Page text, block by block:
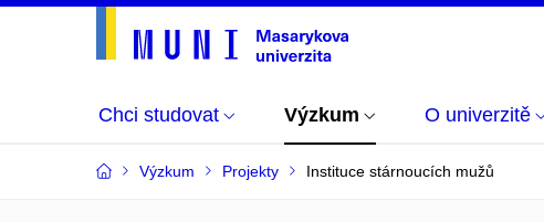
Chci studovat Výzkum O univerzitě
Výzkum Projekty Instituce stárnoucích mužů